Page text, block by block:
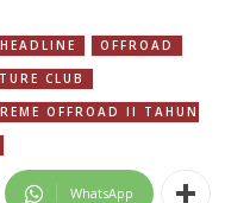
HEADLINE
OFFROAD
CLUB
OFFROAD II TAHUN
WhatsApp